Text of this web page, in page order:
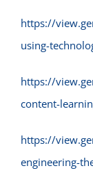
https://
using-
https://
content-
https://
engineering-